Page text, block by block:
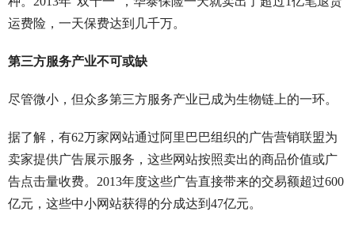
运费险，一天保费达到几千万。
第三方服务产业不可或缺
尽管微小，但众多第三方服务产业已成为生物链上的一环。
据了解，有62万家网站通过阿里巴巴组织的广告营销联盟为
卖家提供广告展示服务，这些网站按照卖出的商品价值或广
告点击量收费。2013年度这些广告直接带来的交易额超过600
亿元，这些中小网站获得的分成达到47亿元。